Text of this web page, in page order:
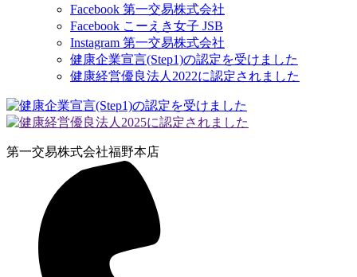
Facebook 第一交易株式会社
Facebook こーえき女子 JSB
Instagram 第一交易株式会社
健康企業宣言(Step1)の認定を受けました
健康経営優良法人2022に認定されました
第一交易株式会社福野本店